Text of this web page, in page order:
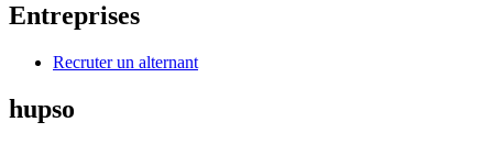
Entreprises
Recruter un alternant
hupso